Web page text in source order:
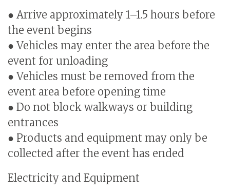
● Arrive approximately 1–1.5 hours before
the event begins
● Vehicles may enter the area before the
event for unloading
● Vehicles must be removed from the
event area before opening time
● Do not block walkways or building
entrances
● Products and equipment may only be
collected after the event has ended
Electricity and Equipment